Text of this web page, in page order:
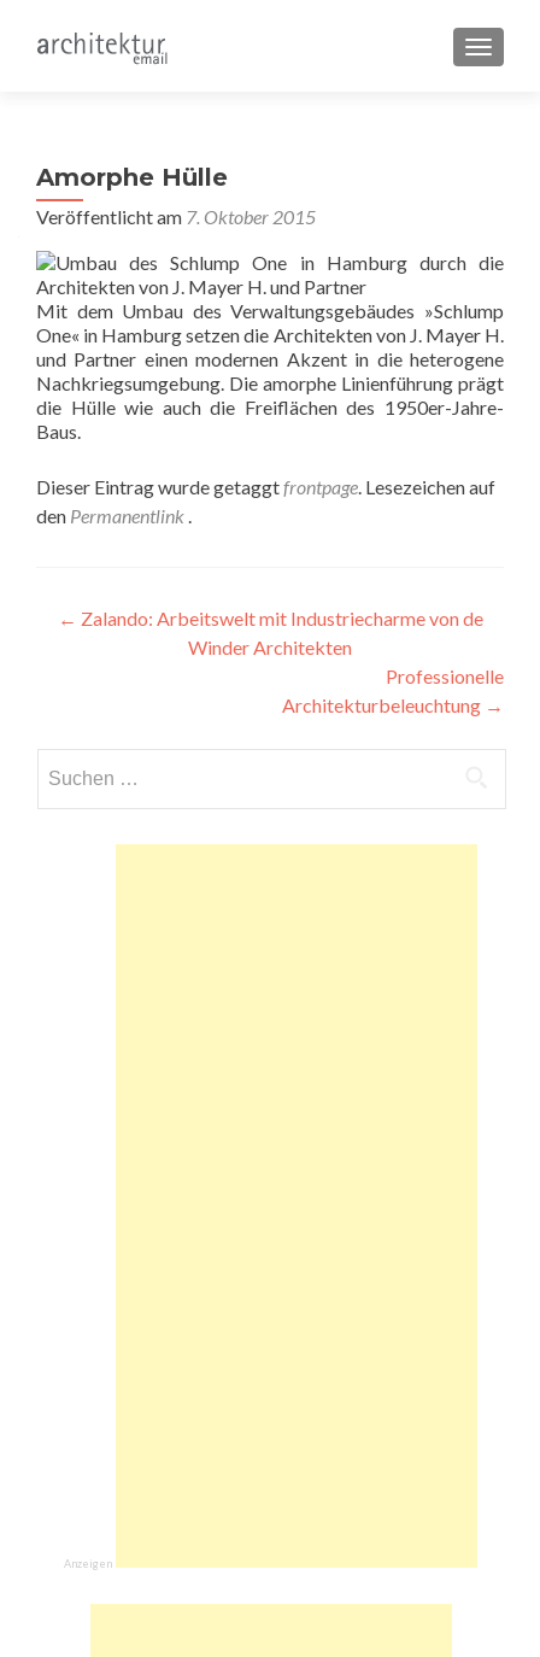
Amorphe Hülle
Veröffentlicht am 7. Oktober 2015
Mit dem Umbau des Verwaltungsgebäudes »Schlump
One« in Hamburg setzen die Architekten von J. Mayer H.
und Partner einen modernen Akzent in die heterogene
Nachkriegsumgebung. Die amorphe Linienführung prägt
die Hülle wie auch die Freiflächen des 1950er-Jahre-
Baus.
Dieser Eintrag wurde getaggtfrontpage. Lesezeichen auf
den Permanentlink .
Beitragsnavigation
← Zalando: Arbeitswelt mit Industriecharme von de
Winder Architekten
Professionelle
Architekturbeleuchtung →
nach:
Anzeigen